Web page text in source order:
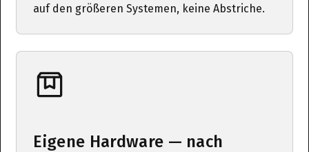
auf den größeren Systemen, keine Abstriche.
Eigene Hardware — nach